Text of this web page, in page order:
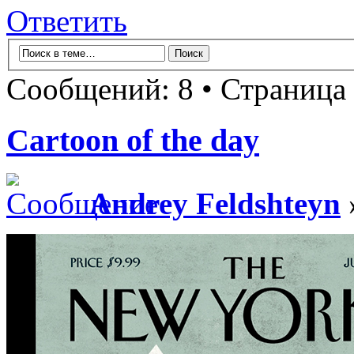
Ответить
Сообщений: 8 • Страница
Cartoon of the day
Andrey Feldshteyn